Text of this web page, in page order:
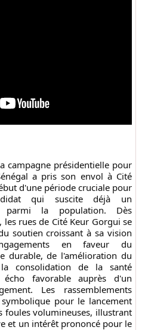
campagne présidentielle pour
a pris son envol à Cité
d'une période cruciale pour
qui suscite déjà un
parmi la population. Dès
rues de Cité Keur Gorgui se
soutien croissant à sa vision
en faveur du
durable, de l'amélioration du
consolidation de la santé
favorable auprès d'un
Les rassemblements
pour le lancement
foules volumineuses, illustrant
et un intérêt prononcé pour le